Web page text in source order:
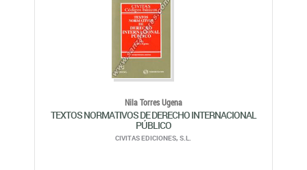
Nila Torres Ugena
TEXTOS NORMATIVOS DE DERECHO INTERNACIONAL
PÚBLICO
CIVITAS EDICIONES, S.L.